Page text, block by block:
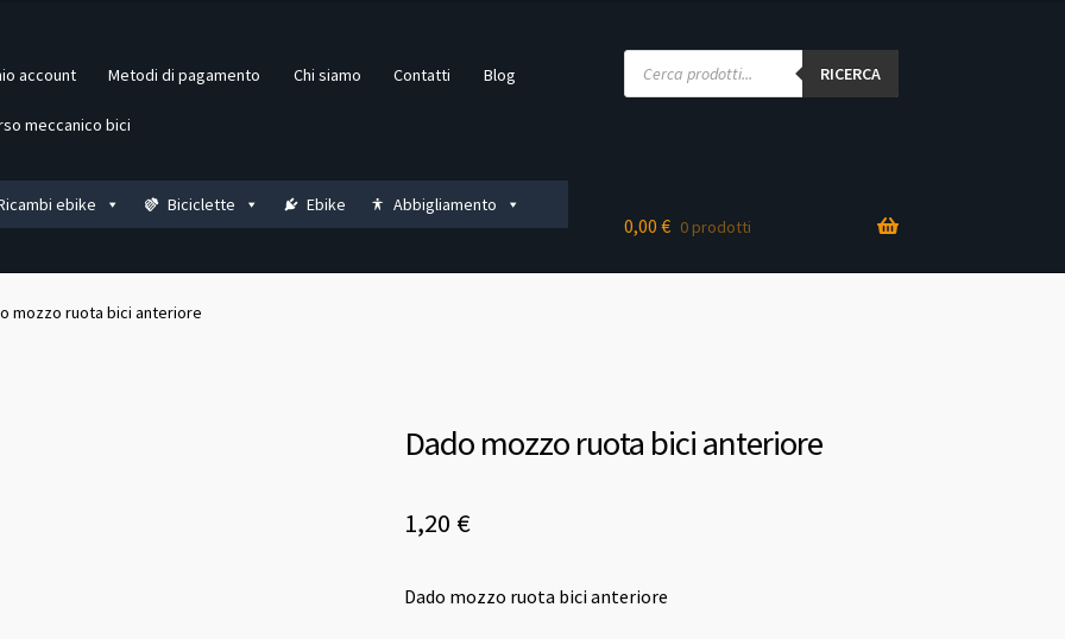
account Metodi di pagamento Chi siamo Contatti Blog
meccanico bici
Products
search RICERCA
ebike Biciclette Ebike Abbigliamento
0,00 € 0 prodotti
mozzo ruota bici anteriore
Dado mozzo ruota bici anteriore
1,20 €
Dado mozzo ruota bici anteriore